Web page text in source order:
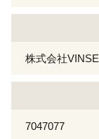
株式会社
7047077